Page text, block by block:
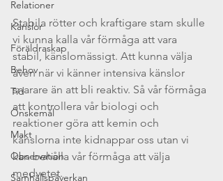
Relationer
Känslor
Föräldraskap
Behov
Tid
Önskemål
Makt
Observation
Samhällspåverkan
Stabila rötter och kraftigare stam skulle
vi kunna kalla vår förmåga att vara
stabil, känslomässigt. Att kunna välja
även när vi känner intensiva känslor
snarare än att bli reaktiv. Så vår förmåga
att kontrollera vår biologi och
reaktioner göra att kemin och
känslorna inte kidnappar oss utan vi
kan behålla vår förmåga att välja
medvetet.